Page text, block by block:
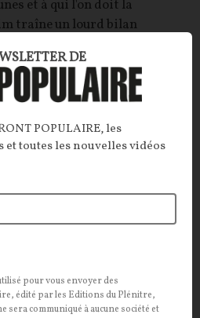
et à qui l'on doit la
traîne un lourd bilan
06/07/2026 63 commentaires
DE
POPULAIRE, les
toutes les nouvelles vidéos
pour vous envoyer des
édité par les Editions du Plénitre,
communiqué à aucune société et